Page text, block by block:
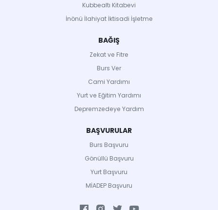
Kubbealtı Kitabevi
İnönü İlahiyat İktisadi İşletme
BAĞIŞ
Zekat ve Fitre
Burs Ver
Cami Yardımı
Yurt ve Eğitim Yardımı
Depremzedeye Yardım
BAŞVURULAR
Burs Başvuru
Gönüllü Başvuru
Yurt Başvuru
MİADEP Başvuru